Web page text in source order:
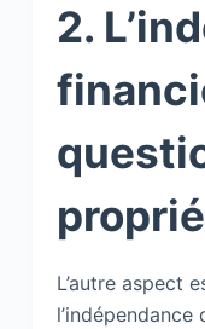
2.
L’autre aspect